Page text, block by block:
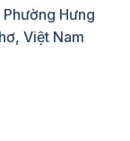
Hưng
Việt Nam